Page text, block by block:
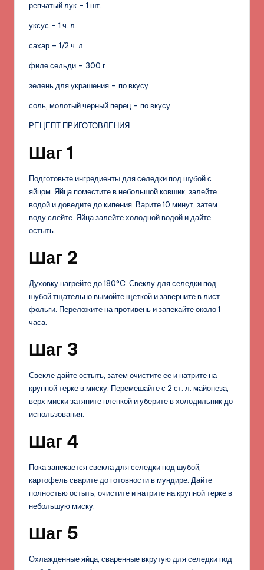
репчатый лук – 1 шт.
уксус – 1 ч. л.
сахар – 1/2 ч. л.
филе сельди – 300 г
зелень для украшения – по вкусу
соль, молотый черный перец – по вкусу
РЕЦЕПТ ПРИГОТОВЛЕНИЯ
Шаг 1
Подготовьте ингредиенты для селедки под шубой с
яйцом. Яйца поместите в небольшой ковшик, залейте
водой и доведите до кипения. Варите 10 минут, затем
воду слейте. Яйца залейте холодной водой и дайте
остыть.
Шаг 2
Духовку нагрейте до 180°C. Свеклу для селедки под
шубой тщательно вымойте щеткой и заверните в лист
фольги. Переложите на противень и запекайте около 1
часа.
Шаг 3
Свекле дайте остыть, затем очистите ее и натрите на
крупной терке в миску. Перемешайте с 2 ст. л. майонеза,
верх миски затяните пленкой и уберите в холодильник до
использования.
Шаг 4
Пока запекается свекла для селедки под шубой,
картофель сварите до готовности в мундире. Дайте
полностью остыть, очистите и натрите на крупной терке в
небольшую миску.
Шаг 5
Охлажденные яйца, сваренные вкрутую для селедки под